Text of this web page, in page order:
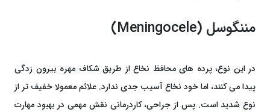
مننگوسل (Meningocele)
در این نوع، پرده‌ های محافظ نخاع از طریق شکاف مهره بیرون‌ زدگی
پیدا می ‌کنند، اما خود نخاع آسیب جدی ندارد. علائم معمولا خفیف ‌تر از
نوع شدید است. پس از جراحی، کاردرمانی نقش مهمی در بهبود مهارت